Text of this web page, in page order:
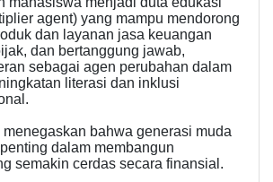
agent) yang mampu mendorong
dan layanan jasa keuangan
dan bertanggung jawab,
sebagai agen perubahan dalam
literasi dan inklusi
bahwa generasi muda
dalam membangun
semakin cerdas secara finansial.